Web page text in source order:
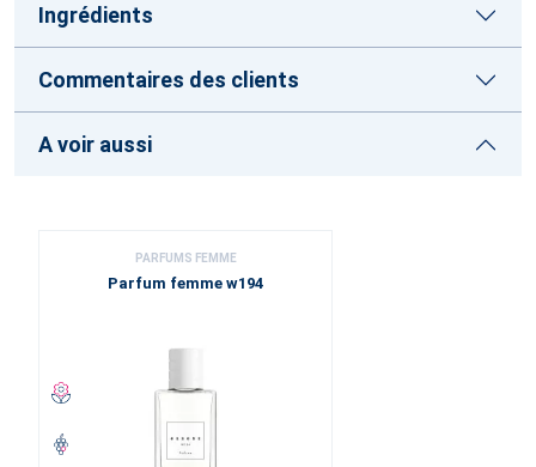
Ingrédients
Commentaires des clients
A voir aussi
PARFUMS FEMME
Parfum femme w194